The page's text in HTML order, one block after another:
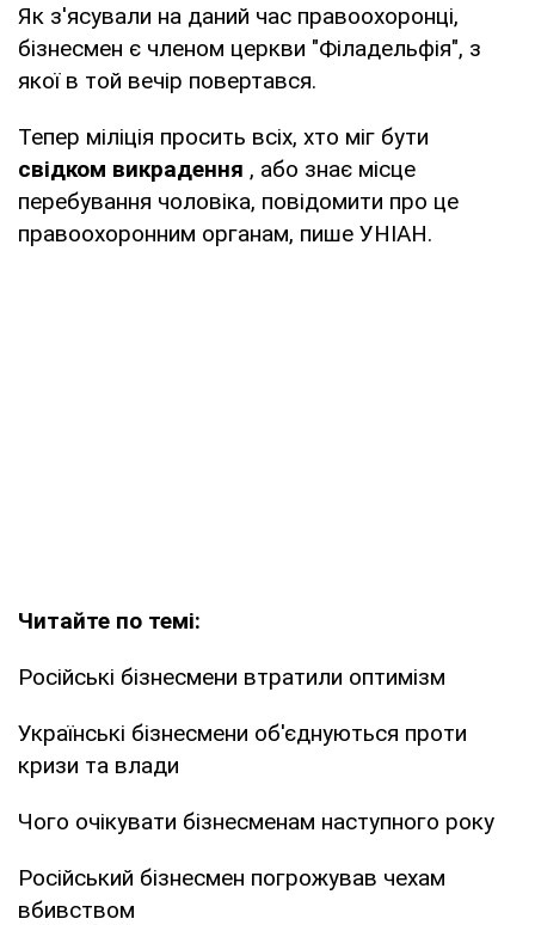
Як з'ясували на даний час правоохоронці,
бізнесмен є членом церкви "Філадельфія", з
якої в той вечір повертався.
Тепер міліція просить всіх, хто міг бути
свідком викрадення , або знає місце
перебування чоловіка, повідомити про це
правоохоронним органам, пише УНІАН.
Читайте по темі:
Російські бізнесмени втратили оптимізм
Українські бізнесмени об'єднуються проти
кризи та влади
Чого очікувати бізнесменам наступного року
Російський бізнесмен погрожував чехам
вбивством